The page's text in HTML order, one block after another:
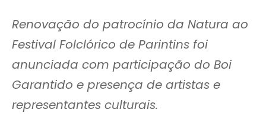
Renovação do patrocínio da Natura ao
Festival Folclórico de Parintins foi
anunciada com participação do Boi
Garantido e presença de artistas e
representantes culturais.